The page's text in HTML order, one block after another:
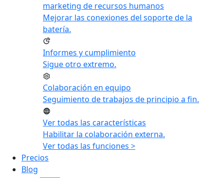
marketing de recursos humanos
Mejorar las conexiones del soporte de la
batería.
Informes y cumplimiento
Sigue otro extremo.
Colaboración en equipo
Seguimiento de trabajos de principio a fin.
Ver todas las características
Habilitar la colaboración externa.
Ver todas las funciones >
Precios
Blog